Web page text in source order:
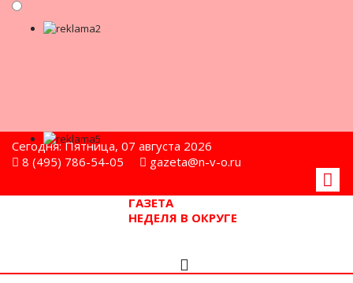
Сегодня: Пятница, 07 августа 2026
8 (495) 786-54-05
gazeta@n-v-o.ru
ГАЗЕТА
НЕДЕЛЯ В ОКРУГЕ